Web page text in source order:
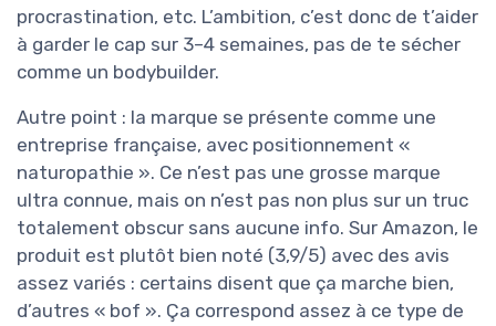
procrastination, etc. L’ambition, c’est donc de t’aider
à garder le cap sur 3–4 semaines, pas de te sécher
comme un bodybuilder.
Autre point : la marque se présente comme une
entreprise française, avec positionnement «
naturopathie ». Ce n’est pas une grosse marque
ultra connue, mais on n’est pas non plus sur un truc
totalement obscur sans aucune info. Sur Amazon, le
produit est plutôt bien noté (3,9/5) avec des avis
assez variés : certains disent que ça marche bien,
d’autres « bof ». Ça correspond assez à ce type de